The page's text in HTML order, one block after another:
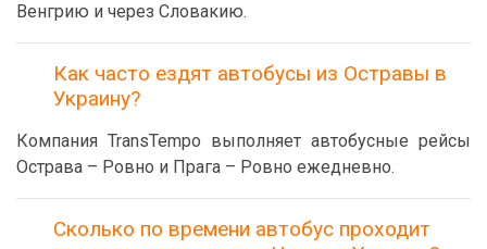
Венгрию и через Словакию.
Как часто ездят автобусы из Остравы в
Украину?
Компания TransTempo выполняет автобусные рейсы
Острава – Ровно и Прага – Ровно ежедневно.
Сколько по времени автобус проходит